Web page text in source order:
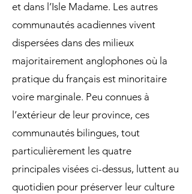
et dans l’Isle Madame. Les autres
communautés acadiennes vivent
dispersées dans des milieux
majoritairement anglophones où la
pratique du français est minoritaire
voire marginale. Peu connues à
l’extérieur de leur province, ces
communautés bilingues, tout
particulièrement les quatre
principales visées ci-dessus, luttent au
quotidien pour préserver leur culture